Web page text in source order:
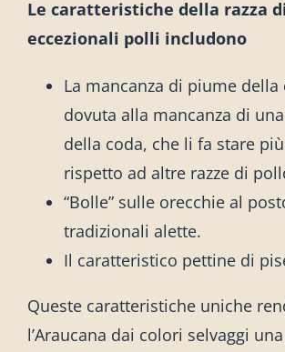
Le caratteristiche della razza
eccezionali polli includono
La mancanza di piume della
dovuta alla mancanza di
della coda, che li fa stare
rispetto ad altre razze di
“Bolle” sulle orecchie al
tradizionali alette.
Il caratteristico pettine di
Queste caratteristiche uniche
l’Araucana dai colori selvaggi